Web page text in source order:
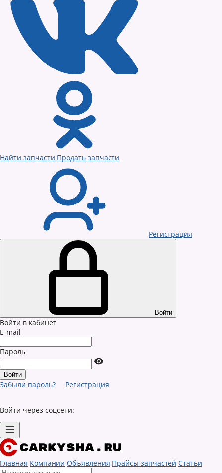
Найти запчасти Продать запчасти
Регистрация
Войти
Войти в кабинет
E-mail
Пароль
Забыли пароль? Регистрация
Войти через соцсети:
Главная Компании Объявления Прайсы запчастей Статьи